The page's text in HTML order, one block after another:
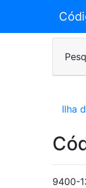
Ilha
9400-